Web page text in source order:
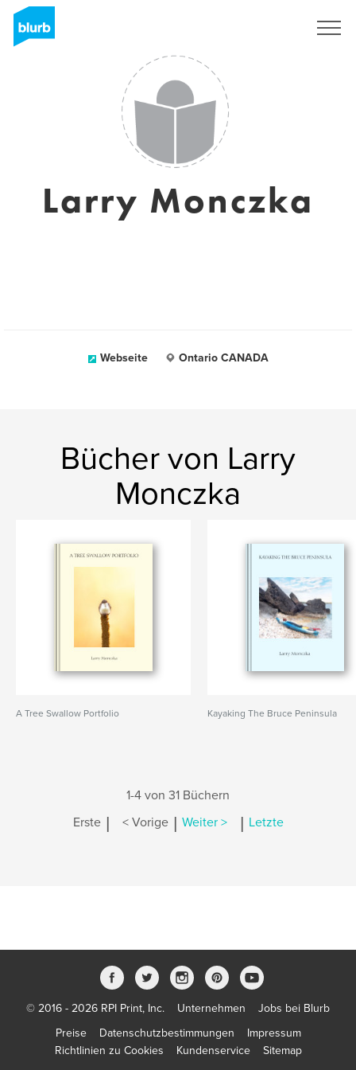
Larry Monczka
Webseite Ontario CANADA
Bücher von Larry
Monczka
A Tree Swallow Portfolio Kayaking The Bruce Peninsula
1-4 von 31 Büchern
Erste | < Vorige | Weiter > | Letzte
© 2016 - 2026 RPI Print, Inc. Unternehmen
Jobs bei Blurb
Preise
Datenschutzbestimmungen
Impressum
Richtlinien zu Cookies
Kundenservice Sitemap